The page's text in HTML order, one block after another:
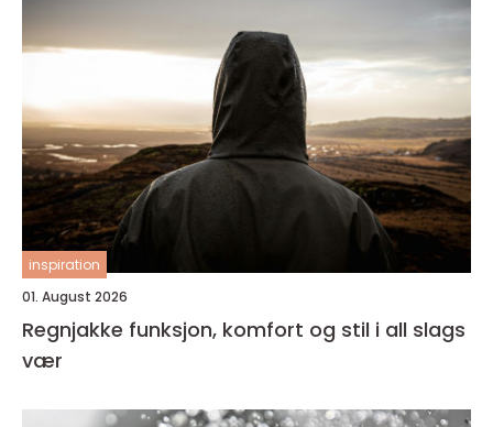
inspiration
01. August 2026
Regnjakke funksjon, komfort og stil i all slags
vær